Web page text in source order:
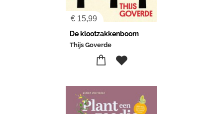
€ 15,99
De klootzakkenboom
Thijs Goverde